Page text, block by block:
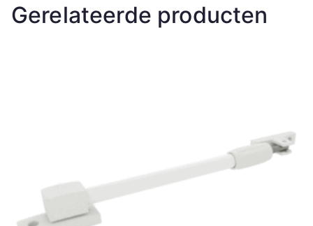
Gerelateerde producten